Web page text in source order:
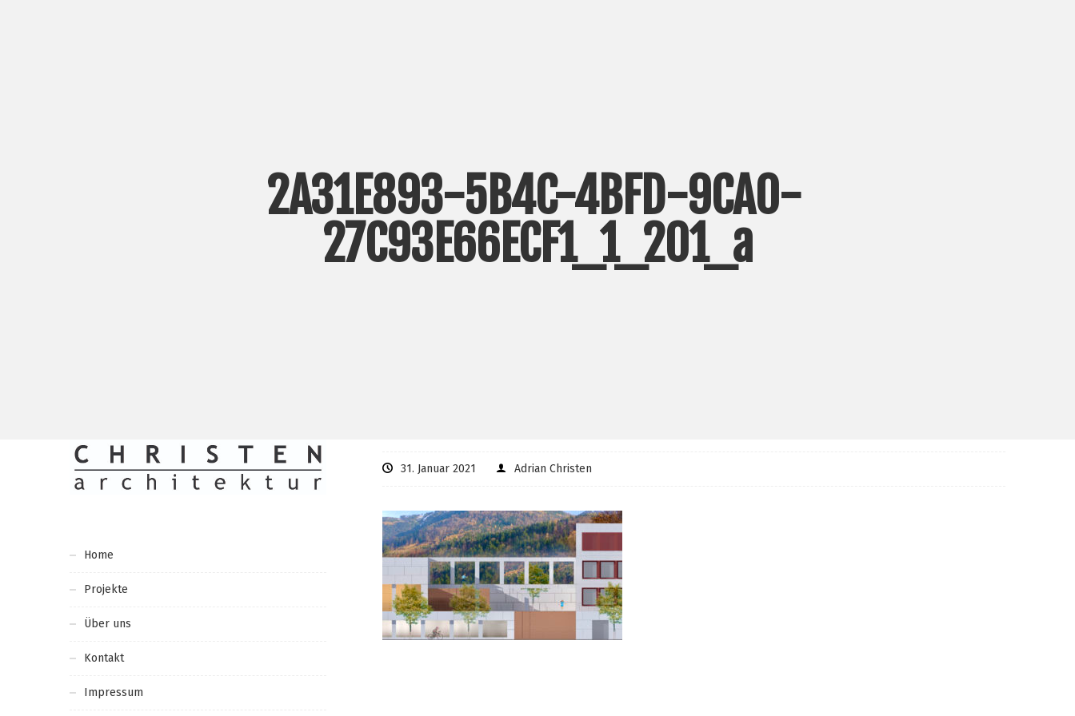
2A31E893-5B4C-4BFD-9CA0-
27C93E66ECF1_1_201_a
31. Januar 2021 Adrian Christen
Home
Projekte
Über uns
Kontakt
Impressum